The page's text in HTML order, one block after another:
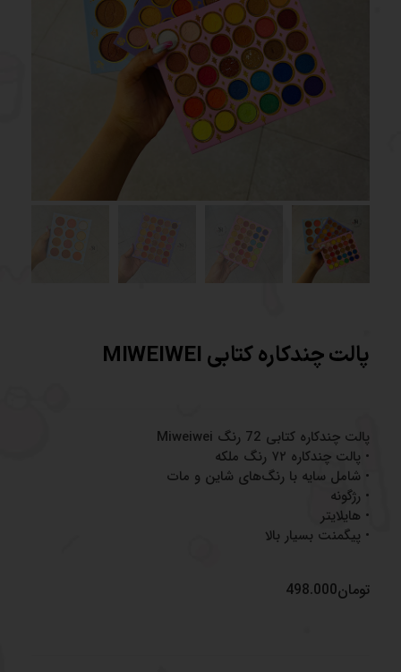
پالت چندکاره کتابی MIWEIWEI
پالت چندکاره کتابی 72 رنگ Miweiwei
• پالت چندکاره ۷۲ رنگ ملکه
• شامل سایه با رنگ‌های شاین و مات
• رژگونه
• هایلایتر
• پیگمنت بسیار بالا
تومان498.000